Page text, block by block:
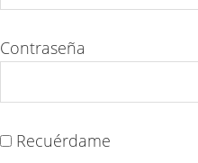
Contraseña
Recuérdame